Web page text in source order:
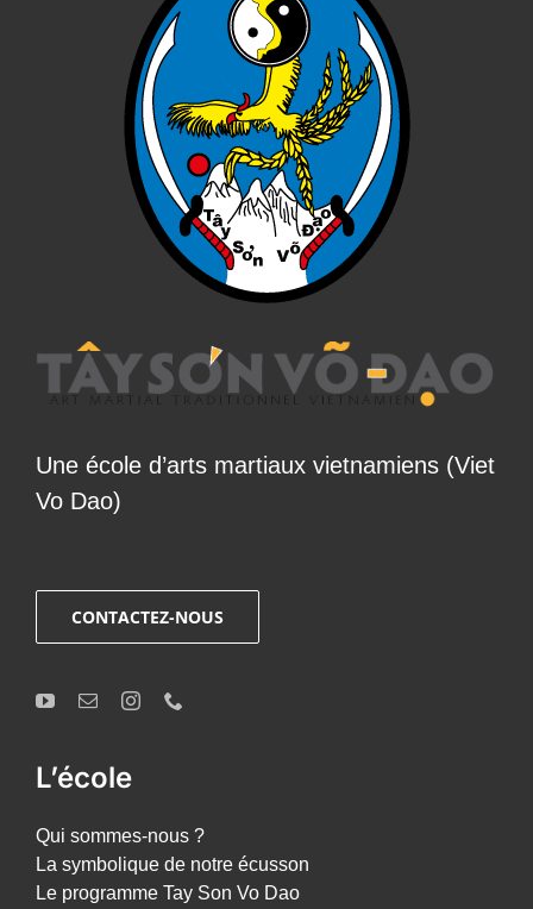
Une école d’arts martiaux vietnamiens (Viet
Vo Dao)
CONTACTEZ-NOUS
L’école
Qui sommes-nous ?
La symbolique de notre écusson
Le programme Tay Son Vo Dao